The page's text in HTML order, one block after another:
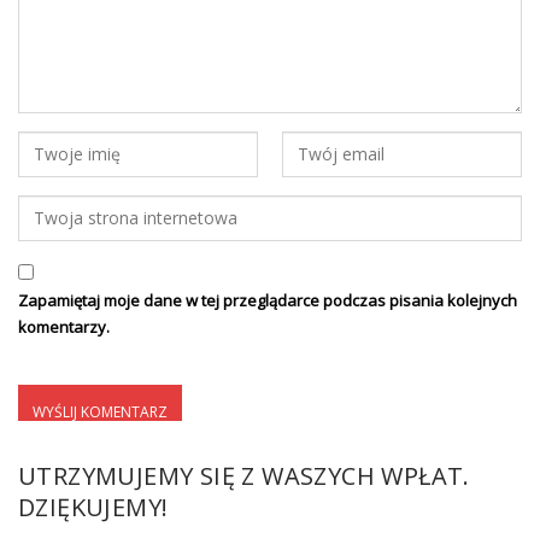
Zapamiętaj moje dane w tej przeglądarce podczas pisania kolejnych
komentarzy.
UTRZYMUJEMY SIĘ Z WASZYCH WPŁAT.
DZIĘKUJEMY!